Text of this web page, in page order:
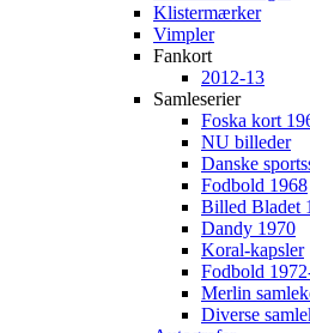
Klistermærker
Vimpler
Fankort
2012-13
Samleserier
Foska kort
NU billeder
Danske
Fodbold 1968
Billed Bladet
Dandy 1970
Koral-kapsler
Fodbold
Merlin
Diverse